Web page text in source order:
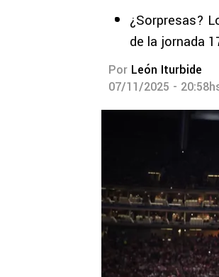
¿Sorpresas?
de la jornada
Por León Iturbide
07/11/2025 -